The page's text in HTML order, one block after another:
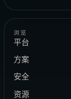
浏览
平台
方案
安全
资源